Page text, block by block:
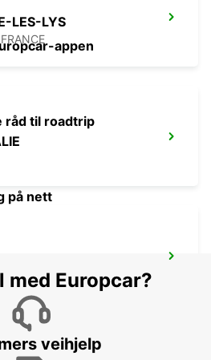
LES-LYS
appen
råd til roadtrip
på nett
Europcar?
veihjelp